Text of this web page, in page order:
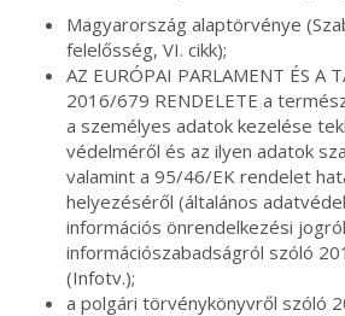
Magyarország alaptörvénye
felelősség, VI. cikk);
AZ EURÓPAI PARLAMENT ÉS A
2016/679 RENDELETE a
a személyes adatok kezelése
védelméről és az ilyen adatok
valamint a 95/46/EK rendelet
helyezéséről (általános
információs önrendelkezési
információszabadságról szóló
(Infotv.);
a polgári törvénykönyvről szóló